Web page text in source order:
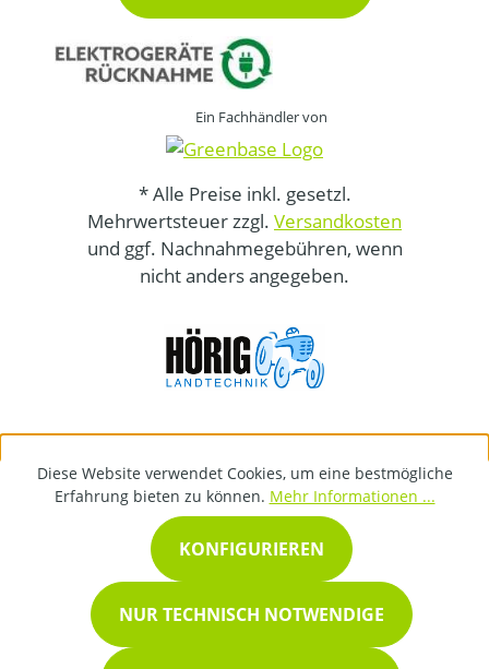
Ein Fachhändler von
* Alle Preise inkl. gesetzl.
Mehrwertsteuer zzgl. Versandkosten
und ggf. Nachnahmegebühren, wenn
nicht anders angegeben.
Diese Website verwendet Cookies, um eine bestmögliche
Erfahrung bieten zu können. Mehr Informationen ...
NUR TECHNISCH NOTWENDIGE
KONFIGURIEREN